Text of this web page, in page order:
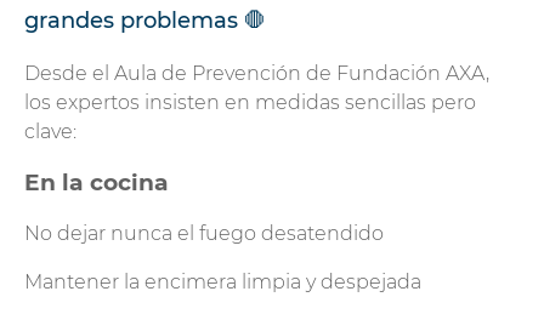
grandes problemas 🛑
Desde el Aula de Prevención de Fundación AXA,
los expertos insisten en medidas sencillas pero
clave:
En la cocina
No dejar nunca el fuego desatendido
Mantener la encimera limpia y despejada